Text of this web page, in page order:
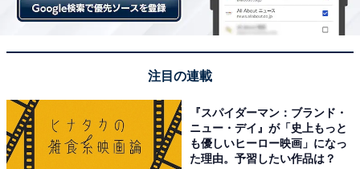
注目の連載
『スパイダーマン：ブランド・
ニュー・デイ』が「史上もっと
も優しいヒーロー映画」になっ
た理由。予習したい作品は？